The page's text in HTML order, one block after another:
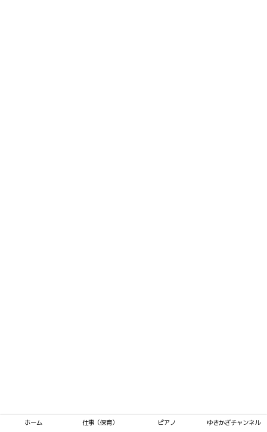
ホーム 仕事（保育） ピアノ ゆきかざチャンネル